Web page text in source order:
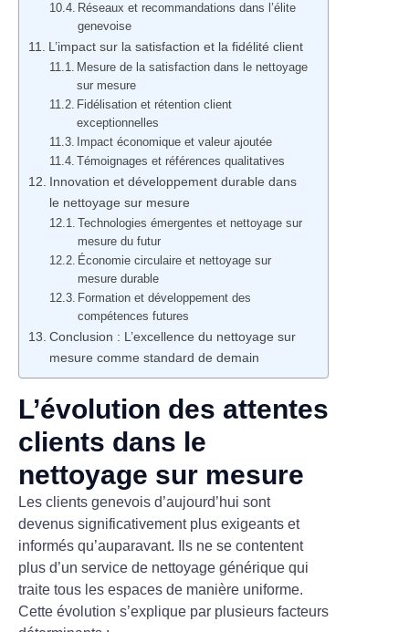
Réseaux et recommandations dans l’élite
genevoise
L’impact sur la satisfaction et la fidélité client
Mesure de la satisfaction dans le nettoyage
sur mesure
Fidélisation et rétention client
exceptionnelles
Impact économique et valeur ajoutée
Témoignages et références qualitatives
Innovation et développement durable dans
le nettoyage sur mesure
Technologies émergentes et nettoyage sur
mesure du futur
Économie circulaire et nettoyage sur
mesure durable
Formation et développement des
compétences futures
Conclusion : L’excellence du nettoyage sur
mesure comme standard de demain
L’évolution des attentes
clients dans le
nettoyage sur mesure
Les clients genevois d’aujourd’hui sont
devenus significativement plus exigeants et
informés qu’auparavant. Ils ne se contentent
plus d’un service de nettoyage générique qui
traite tous les espaces de manière uniforme.
Cette évolution s’explique par plusieurs facteurs